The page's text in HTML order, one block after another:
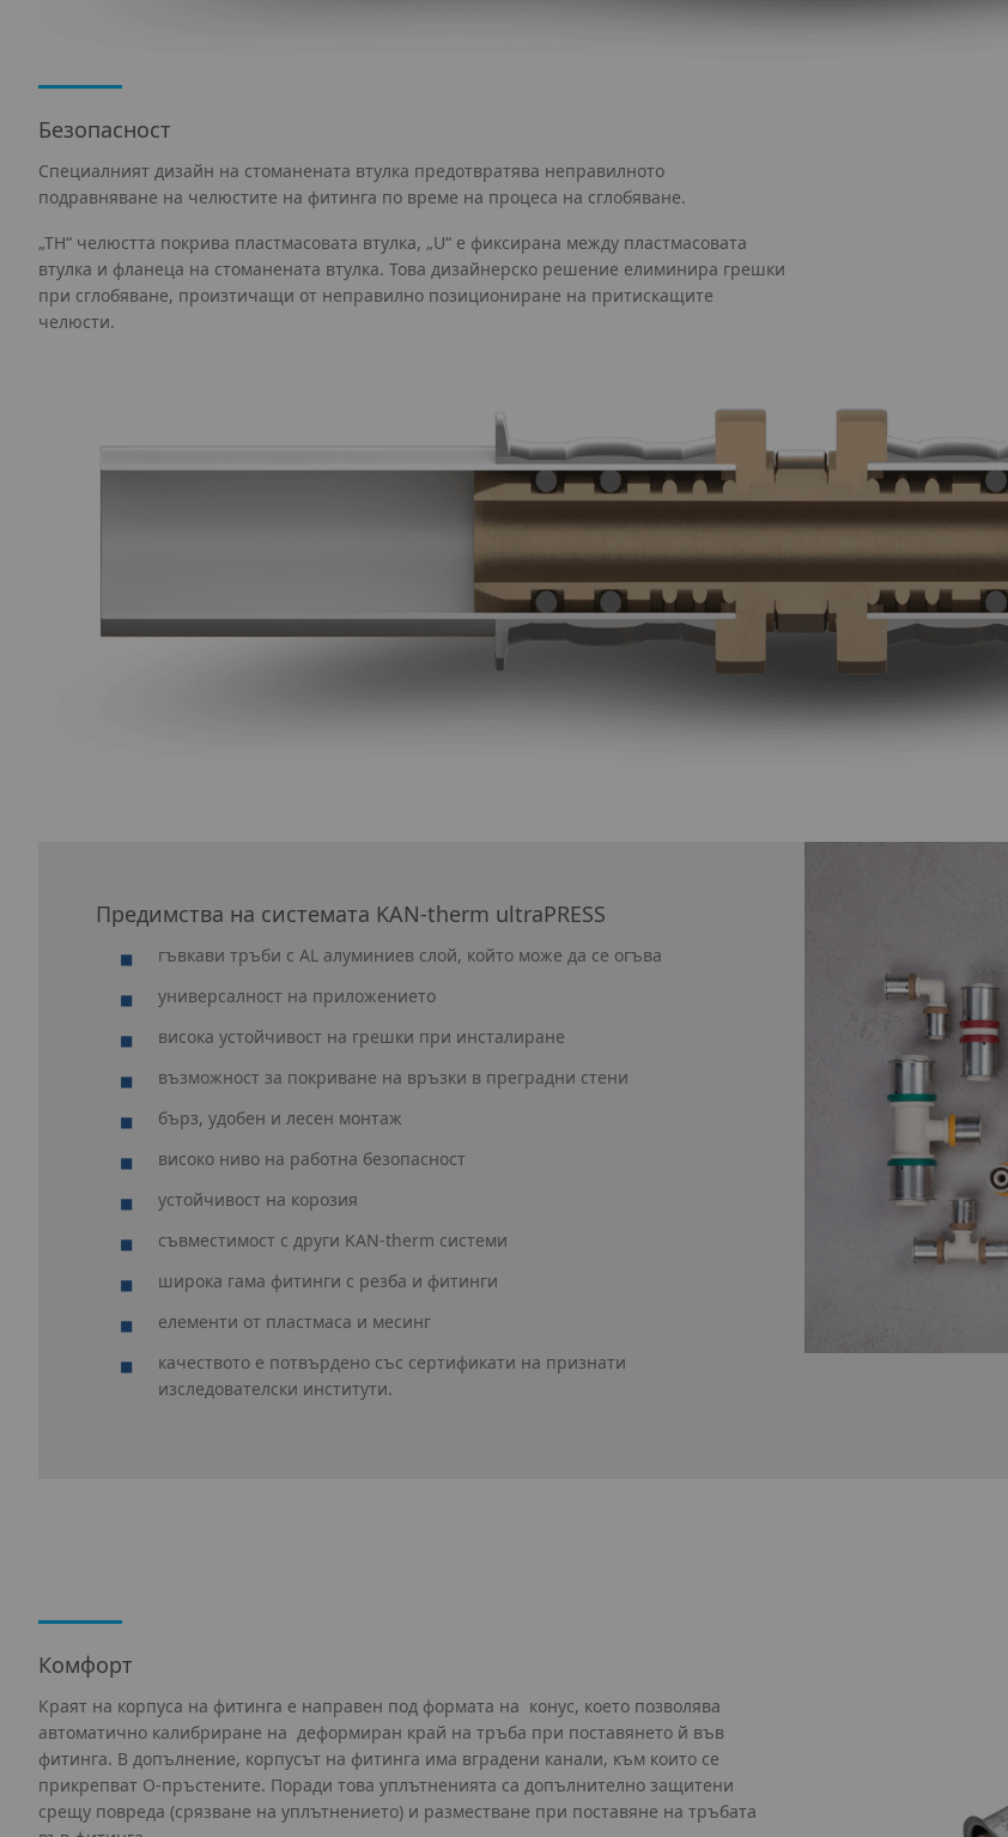
Безопасност
Специалният дизайн на стоманената втулка предотвратява неправилното
подравняване на челюстите на фитинга по време на процеса на сглобяване.
„TH“ челюстта покрива пластмасовата втулка, „U“ е фиксирана между пластмасовата
втулка и фланеца на стоманената втулка. Това дизайнерско решение елиминира грешки
при сглобяване, произтичащи от неправилно позициониране на притискащите
челюсти.
Предимства на системата KAN‑therm ultraPRESS
гъвкави тръби с AL алуминиев слой, който може да се огъва
универсалност на приложението
висока устойчивост на грешки при инсталиране
възможност за покриване на връзки в преградни стени
бърз, удобен и лесен монтаж
високо ниво на работна безопасност
устойчивост на корозия
съвместимост с други KAN‑therm системи
широка гама фитинги с резба и фитинги
елементи от пластмаса и месинг
качеството е потвърдено със сертификати на признати
изследователски институти.
Комфорт
Краят на корпуса на фитинга е направен под формата на конус, което позволява
автоматично калибриране на деформиран край на тръба при поставянето й във
фитинга. В допълнение, корпусът на фитинга има вградени канали, към които се
прикрепват O‑пръстените. Поради това уплътненията са допълнително защитени
срещу повреда (срязване на уплътнението) и разместване при поставяне на тръбата